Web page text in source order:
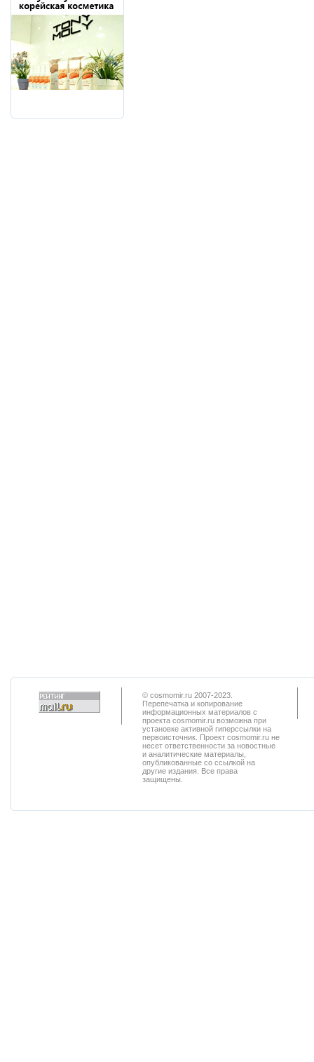
© cosmomir.ru 2007-2023.
Перепечатка и копирование
информационных материалов с
проекта cosmomir.ru возможна при
установке активной гиперссылки на
первоисточник. Проект cosmomir.ru не
несет ответственности за новостные
и аналитические материалы,
опубликованные со ссылкой на
другие издания. Все права
защищены.